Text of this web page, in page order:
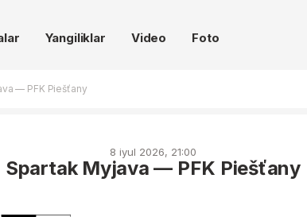
Yangiliklar Video Foto
— PFK Piešťany
8 iyul 2026, 21:00
Spartak Myjava — PFK Piešťany